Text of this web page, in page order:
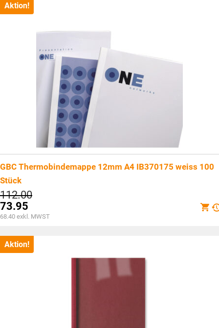
Aktion!
GBC Thermobindemappe 12mm A4 IB370175 weiss 100
Stück
112.00Ursprünglicher
war:
CHF112.00
73.95
Aktueller
ist:
CHF73.95.
68.40 exkl. MWST
Aktion!